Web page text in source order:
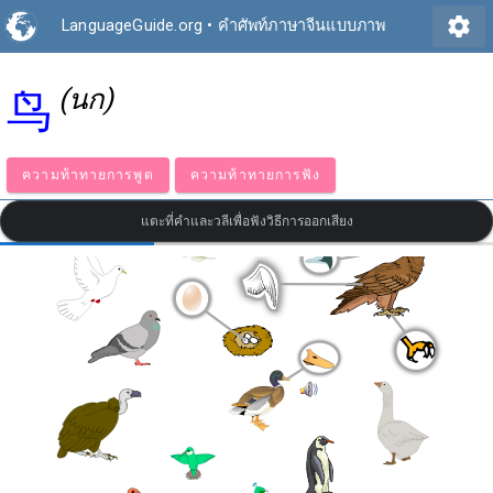
LanguageGuide.org • คำศัพท์ภาษาจีนแบบภาพ settings
鸟 (นก)
ความท้าทายการพูด ความท้าทายการฟัง
แตะที่คำและวลีเพื่อฟังวิธีการออกเสียง